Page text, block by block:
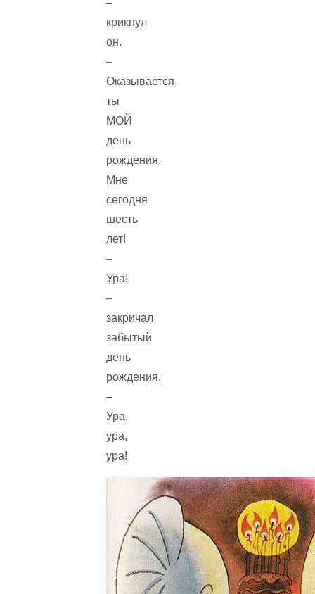
–
крикнул
он.
–
Оказывается,
ты
МОЙ
день
рождения.
Мне
сегодня
шесть
лет!
–
Ура!
–
закричал
забытый
день
рождения.
–
Ура,
ура,
ура!